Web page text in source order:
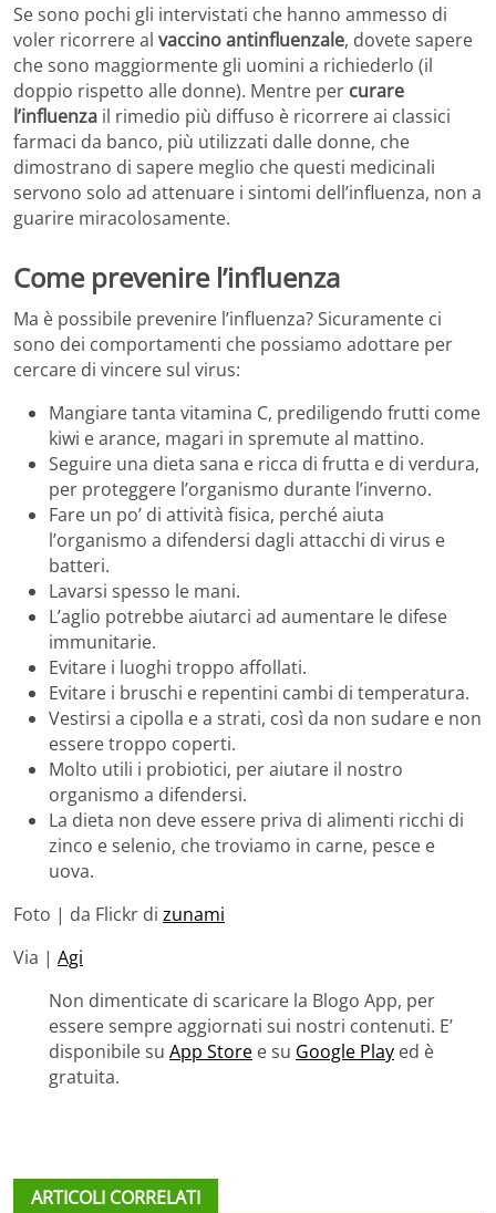
Se sono pochi gli intervistati che hanno ammesso di
voler ricorrere al vaccino antinfluenzale, dovete sapere
che sono maggiormente gli uomini a richiederlo (il
doppio rispetto alle donne). Mentre per curare
l’influenza il rimedio più diffuso è ricorrere ai classici
farmaci da banco, più utilizzati dalle donne, che
dimostrano di sapere meglio che questi medicinali
servono solo ad attenuare i sintomi dell’influenza, non a
guarire miracolosamente.
Come prevenire l’influenza
Ma è possibile prevenire l’influenza? Sicuramente ci
sono dei comportamenti che possiamo adottare per
cercare di vincere sul virus:
Mangiare tanta vitamina C, prediligendo frutti come
kiwi e arance, magari in spremute al mattino.
Seguire una dieta sana e ricca di frutta e di verdura,
per proteggere l’organismo durante l’inverno.
Fare un po’ di attività fisica, perché aiuta
l’organismo a difendersi dagli attacchi di virus e
batteri.
Lavarsi spesso le mani.
L’aglio potrebbe aiutarci ad aumentare le difese
immunitarie.
Evitare i luoghi troppo affollati.
Evitare i bruschi e repentini cambi di temperatura.
Vestirsi a cipolla e a strati, così da non sudare e non
essere troppo coperti.
Molto utili i probiotici, per aiutare il nostro
organismo a difendersi.
La dieta non deve essere priva di alimenti ricchi di
zinco e selenio, che troviamo in carne, pesce e
uova.
Foto | da Flickr di zunami
Via | Agi
Non dimenticate di scaricare la Blogo App, per
essere sempre aggiornati sui nostri contenuti. E’
disponibile su App Store e su Google Play ed è
gratuita.
ARTICOLI CORRELATI